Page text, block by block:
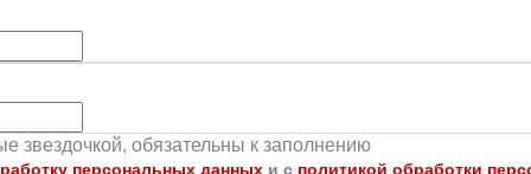
звездочкой, обязательны к заполнению
персональных данных и c политикой обработки